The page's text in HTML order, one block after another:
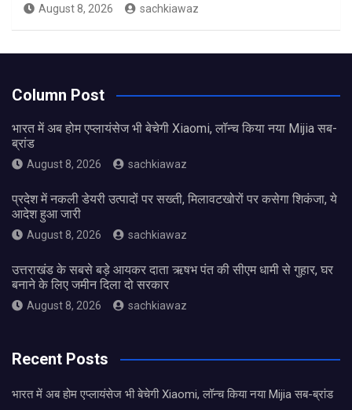
August 8, 2026 sachkiawaz
Column Post
भारत में अब होम एप्लायंसेज भी बेचेगी Xiaomi, लॉन्च किया नया Mijia सब-
ब्रांड
August 8, 2026 sachkiawaz
प्रदेश में नकली डेयरी उत्पादों पर सख्ती, मिलावटखोरों पर कसेगा शिकंजा, ये
आदेश हुआ जारी
August 8, 2026 sachkiawaz
उत्तराखंड के सबसे बड़े आयकर दाता ऋषभ पंत की सीएम धामी से गुहार, घर
बनाने के लिए जमीन दिला दो सरकार
August 8, 2026 sachkiawaz
Recent Posts
भारत में अब होम एप्लायंसेज भी बेचेगी Xiaomi, लॉन्च किया नया Mijia सब-ब्रांड